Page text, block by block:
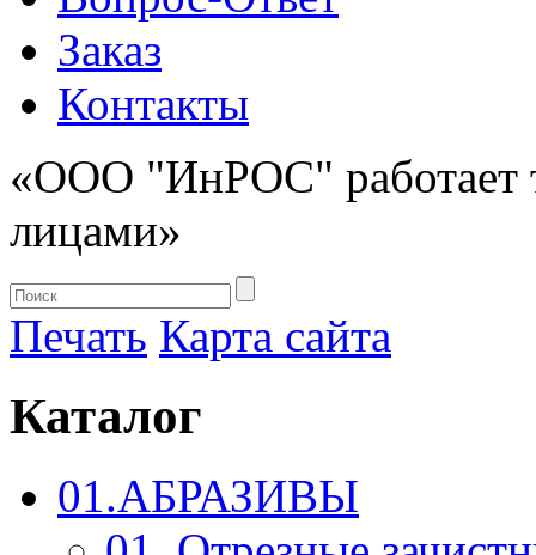
Заказ
Контакты
«ООО "ИнРОС" работает
лицами»
Печать Карта сайта
Каталог
01.АБРАЗИВЫ